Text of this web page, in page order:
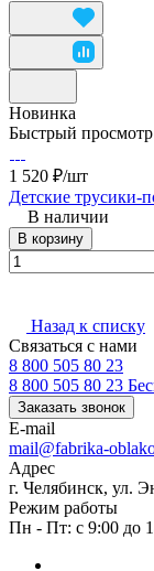
Новинка
Быстрый просмотр
1 520 ₽/шт
Детские трусики-
В наличии
В корзину
Назад к списку
Связаться с нами
8 800 505 80 23
8 800 505 80 23
Заказать звонок
E-mail
mail@fabrika-
Адрес
г. Челябинск, ул.
Режим работы
Пн - Пт: с 9:00 до